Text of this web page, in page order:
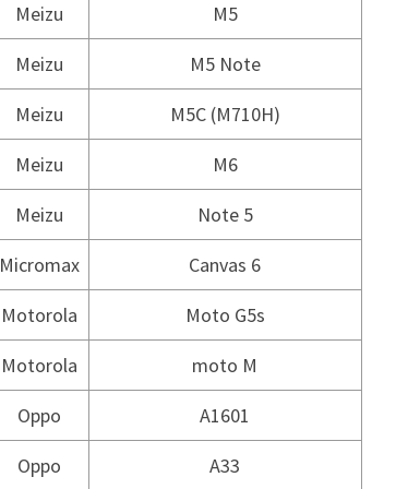
Meizu
M5
Meizu
M5 Note
Meizu
M5C (M710H)
Meizu
M6
Meizu
Note 5
Micromax
Canvas 6
Motorola
Moto G5s
Motorola
moto M
Oppo
A1601
Oppo
A33